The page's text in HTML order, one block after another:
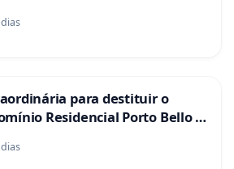
para destituir o
Residencial Porto Bello -